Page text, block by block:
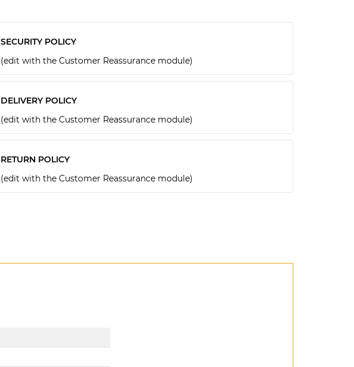
SECURITY POLICY
(edit with the Customer Reassurance module)
DELIVERY POLICY
(edit with the Customer Reassurance module)
RETURN POLICY
(edit with the Customer Reassurance module)